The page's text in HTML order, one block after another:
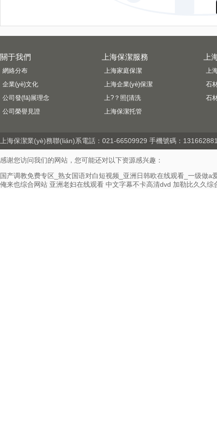
關于我們
網絡分布
企業(yè)文化
公司發(fā)展理念
公司榮譽見證
上海保潔服務
上海家庭保潔
上海企業(yè)保潔
上?？照{清洗
上海保潔托管
上
上
石
石
上海保潔業(yè)務聯(lián)系電話：021-66509929 手機號碼：
感谢您访问我们的网站，您可能还对以下资源感兴趣：
国产调教免费专区_熟女国语对白短视频_亚洲日韩欧在线观看_一级做a
俺来也综合网站 亚洲老妇在线观看 中文字幕不卡高清dvd 加勒比久久综